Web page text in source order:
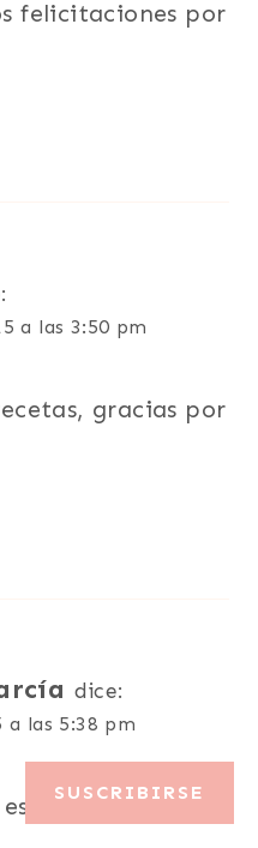
felicitaciones por
a las 3:50 pm
gracias por
dice:
a las 5:38 pm
saludable y
SUSCRIBIRSE